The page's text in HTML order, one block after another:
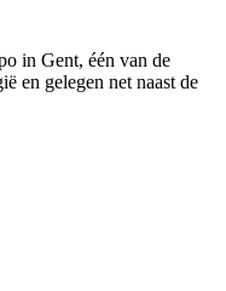
in Gent, één van de
en gelegen net naast de